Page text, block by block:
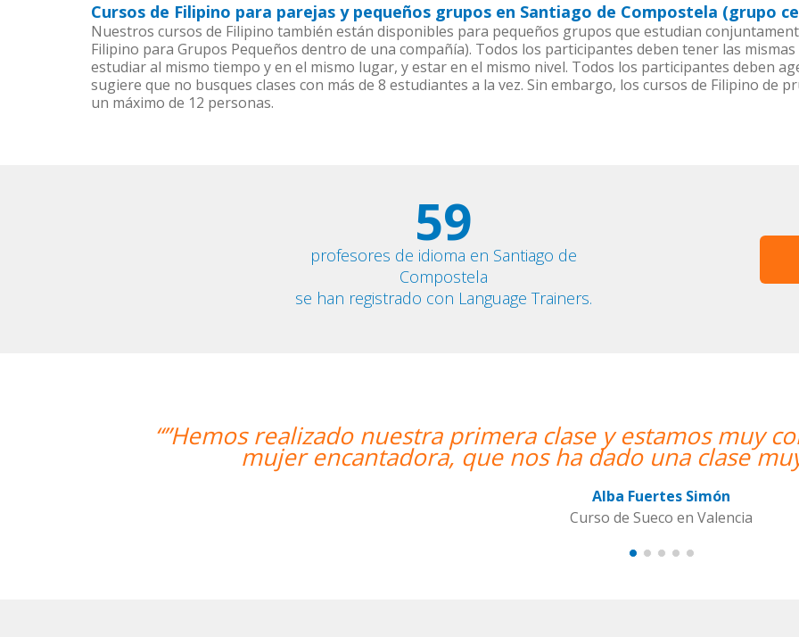
Cursos de Filipino para parejas y pequeños grupos en Santiago de Compostela (grupo
Nuestros cursos de Filipino también están disponibles para pequeños grupos que estudian
Filipino para Grupos Pequeños dentro de una compañía). Todos los participantes deben tener las mismas
estudiar al mismo tiempo y en el mismo lugar, y estar en el mismo nivel. Todos los participantes deben
sugiere que no busques clases con más de 8 estudiantes a la vez. Sin embargo, los cursos de Filipino de
un máximo de 12 personas.
59
profesores de idioma en Santiago de
Compostela
se han registrado con Language Trainers.
nuestra primera clase y estamos muy contentos. Nuestra
encantadora, que nos ha dado una clase muy dinámica y